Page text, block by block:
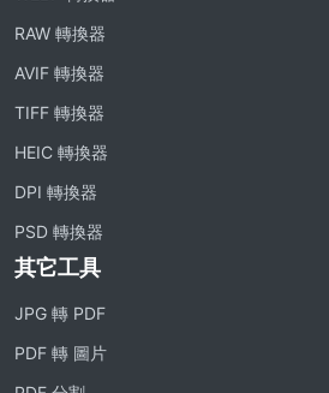
RAW 轉換器
AVIF 轉換器
TIFF 轉換器
HEIC 轉換器
DPI 轉換器
PSD 轉換器
其它工具
JPG 轉 PDF
PDF 轉 圖片